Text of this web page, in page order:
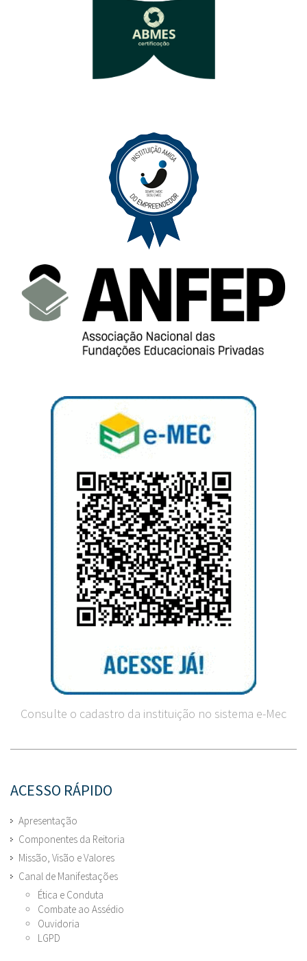
Consulte o cadastro da instituição no sistema e-Mec
ACESSO RÁPIDO
Apresentação
Componentes da Reitoria
Missão, Visão e Valores
Canal de Manifestações
Ética e Conduta
Combate ao Assédio
Ouvidoria
LGPD